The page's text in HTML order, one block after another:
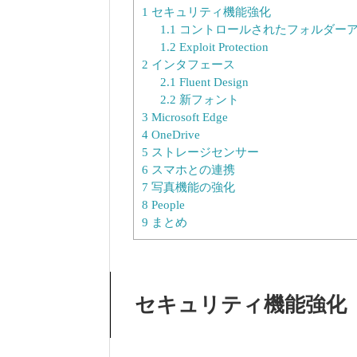
1 セキュリティ機能強化
1.1 コントロールされたフォルダー
1.2 Exploit Protection
2 インタフェース
2.1 Fluent Design
2.2 新フォント
3 Microsoft Edge
4 OneDrive
5 ストレージセンサー
6 スマホとの連携
7 写真機能の強化
8 People
9 まとめ
セキュリティ機能強化